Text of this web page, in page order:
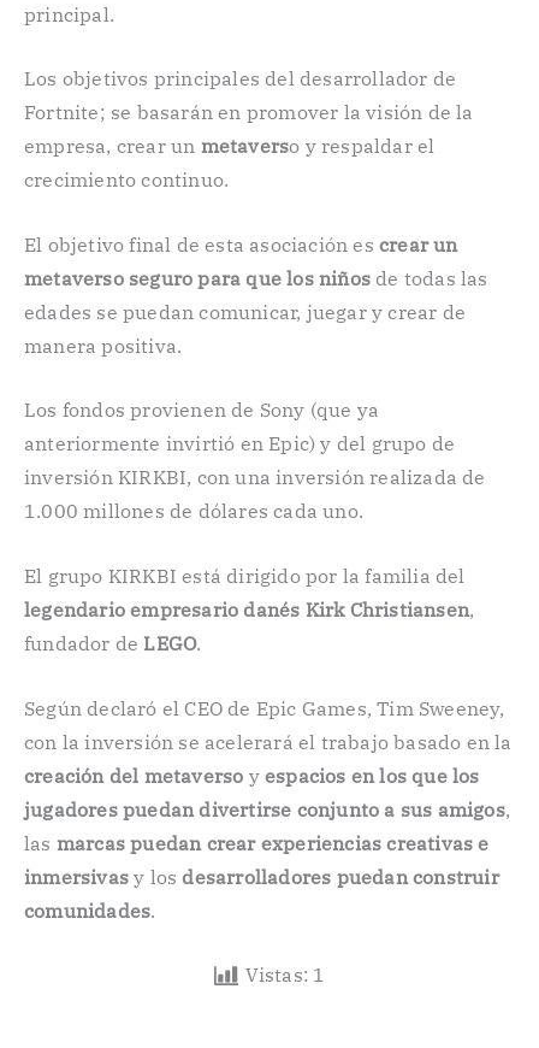
principal.
Los objetivos principales del desarrollador de
Fortnite; se basarán en promover la visión de la
empresa, crear un metaverso y respaldar el
crecimiento continuo.
El objetivo final de esta asociación es crear un
metaverso seguro para que los niños de todas las
edades se puedan comunicar, juegar y crear de
manera positiva.
Los fondos provienen de Sony (que ya
anteriormente invirtió en Epic) y del grupo de
inversión KIRKBI, con una inversión realizada de
1.000 millones de dólares cada uno.
El grupo KIRKBI está dirigido por la familia del
legendario empresario danés Kirk Christiansen,
fundador de LEGO.
Según declaró el CEO de Epic Games, Tim Sweeney,
con la inversión se acelerará el trabajo basado en la
creación del metaverso yespacios en los que los
jugadores puedan divertirse conjunto a sus amigos,
las marcas puedan crear experiencias creativas e
inmersivas y los desarrolladores puedan construir
comunidades.
Vistas: 1